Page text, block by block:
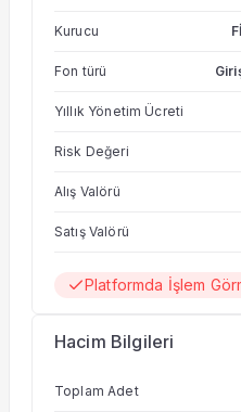
Kurucu
Fon türü
Yıllık Yönetim Ücreti
Risk Değeri
Alış Valörü
Satış Valörü
Platformda İşlem
Hacim Bilgileri
Toplam Adet